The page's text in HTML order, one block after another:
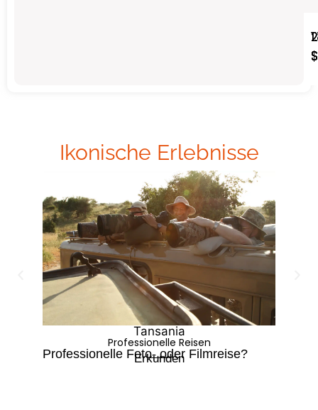
$
$
$
$
Ikonische Erlebnisse
Tansania
Professionelle Reisen
Professionelle Foto- oder Filmreise?
Erkunden